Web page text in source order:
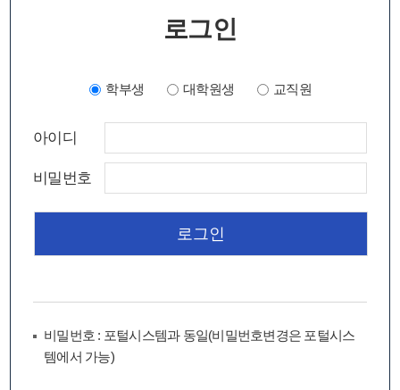
로그인
학부생 대학원생 교직원
아이디
비밀번호
비밀번호 : 포털시스템과 동일(비밀번호변경은 포털시스
템에서 가능)